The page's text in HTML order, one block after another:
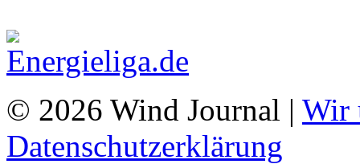
© 2026 Wind Journal | Wir
Datenschutzerklärung